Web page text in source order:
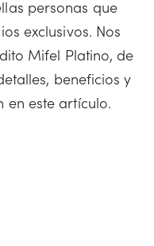
personas que
exclusivos. Nos
Mifel Platino, de
beneficios y
este artículo.